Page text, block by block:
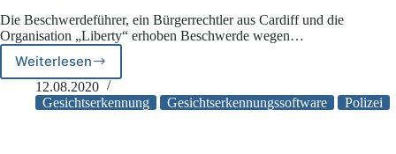
Die Beschwerdeführer, ein Bürgerrechtler aus Cardiff und die
Organisation „Liberty“ erhoben Beschwerde wegen…
Weiterlesen
Südwales:
Einsatz
von
12.08.2020
Gesichtserkennung
Gesichtserkennungssoftware Polizei